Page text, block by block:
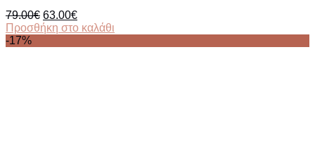
79.00€ Original
price
63.00€Η
τρέχουσα
Προσθήκη στο καλάθι
-17%